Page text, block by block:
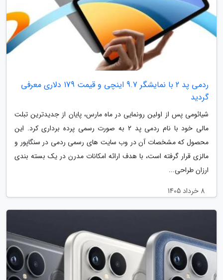
ردمی پد 2 با نمایشگر 9.7 اینچی و قیمت 179 دلاری معرفی
گردید
شیائومی پس از اولین رونمایی در ماه مارس، پایان از جدیدترین تبلت
مالی خود با نام ردمی پد 2 به صورت رسمی پرده برداری کرد. این
محصول که مشخصات آن در وب سایت های رسمی ردمی در سنگاپور و
مالزی قرار گرفته است، با هدف ارائه امکانات مدرن در یک بسته بندی
ارزان طراحی...
8 خرداد 1405